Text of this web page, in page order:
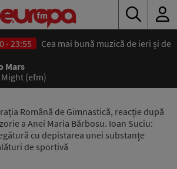
- 23:55
Cea mai bună muzică de ieri și de
Mars
(efm)
Română de Gimnastică, reacție după
a Anei Maria Bărbosu. Ioan Suciu:
cu depistarea unei substanțe
de sportivă